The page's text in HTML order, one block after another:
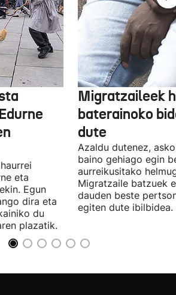
eta
Egun
dira eta
du
plazatik.
Migratzaileek
baterainoko
dute
Azaldu dutenez,
baino gehiago egin
aurreikusitako
Migratzaile batzuek
dauden beste
egiten dute ibilbidea.